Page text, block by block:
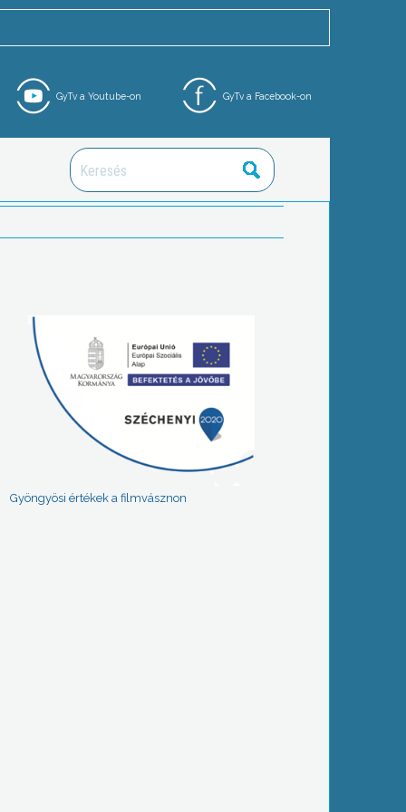
GyTv a Facebook-on
GyTv a Youtube-on
Gyöngyösi értékek a filmvásznon